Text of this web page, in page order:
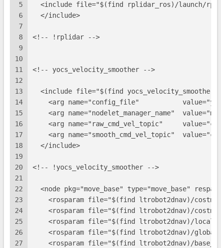
5
6
7
8
9
10
11
12
13
14
15
16
17
18
19
20
21
22
23
24
25
26
27
<include file="$(find rplidar_ros)/launch/
  </include>
<!-- !rplidar -->
<!-- yocs_velocity_smoother -->
<include file="$(find
<arg name="config_file"
<arg name="nodelet_manager_name"
<arg name="raw_cmd_vel_topic"
<arg name="smooth_cmd_vel_topic"
  </include>
<!-- !yocs_velocity_smoother -->
<node pkg="move_base" type="move_base"
<rosparam file="$(find ltrobot2dnav)/
<rosparam file="$(find ltrobot2dnav)/
<rosparam file="$(find ltrobot2dnav)/
<rosparam file="$(find ltrobot2dnav)/
<rosparam file="$(find ltrobot2dnav)/